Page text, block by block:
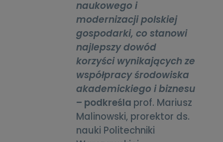
naukowego i
modernizacji polskiej
gospodarki, co stanowi
najlepszy dowód
korzyści wynikających ze
współpracy środowiska
akademickiego i biznesu
– podkreśla prof. Mariusz
Malinowski, prorektor ds.
nauki Politechniki